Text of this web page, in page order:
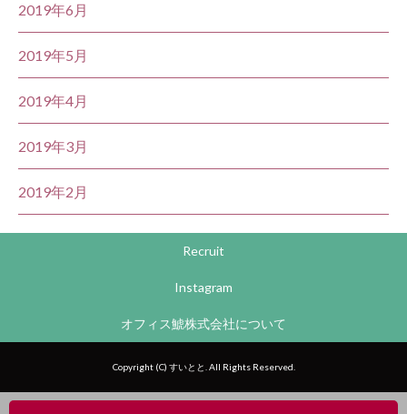
2019年6月
2019年5月
2019年4月
2019年3月
2019年2月
Recruit
Instagram
オフィス鯱株式会社について
Copyright (C) すいとと. All Rights Reserved.